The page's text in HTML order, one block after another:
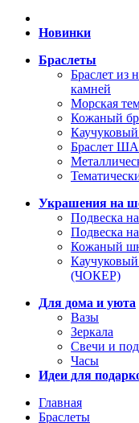
Новинки
Браслеты
Браслет из
камней
Морская
Кожаный
Каучуковый
Браслет
Украшения на
Подвеска
Подвеска
Кожаный
(ЧОКЕР)
Для дома и уюта
Вазы
Зеркала
Свечи и
Часы
Идеи для
Главная
Браслеты